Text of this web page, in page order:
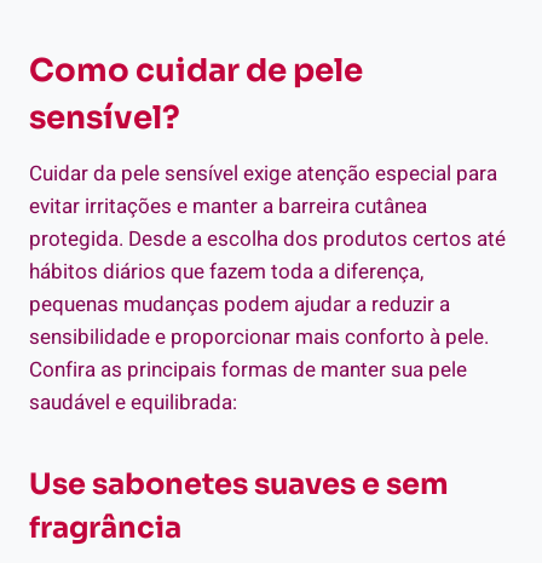
Como cuidar de pele
sensível?
Cuidar da pele sensível exige atenção especial para
evitar irritações e manter a barreira cutânea
protegida. Desde a escolha dos produtos certos até
hábitos diários que fazem toda a diferença,
pequenas mudanças podem ajudar a reduzir a
sensibilidade e proporcionar mais conforto à pele.
Confira as principais formas de manter sua pele
saudável e equilibrada:
Use sabonetes suaves e sem
fragrância